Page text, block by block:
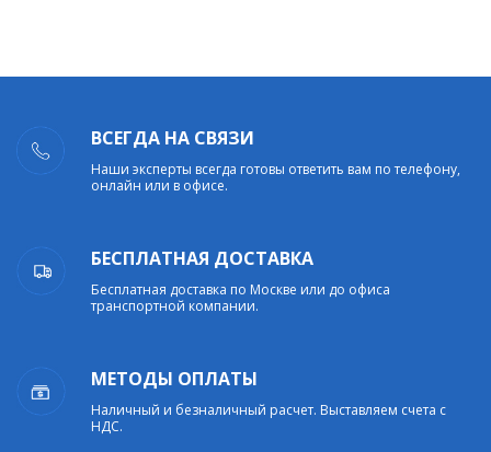
ВСЕГДА НА СВЯЗИ
Наши эксперты всегда готовы ответить вам по телефону,
онлайн или в офисе.
БЕСПЛАТНАЯ ДОСТАВКА
Бесплатная доставка по Москве или до офиса
транспортной компании.
МЕТОДЫ ОПЛАТЫ
Наличный и безналичный расчет. Выставляем счета с
НДС.